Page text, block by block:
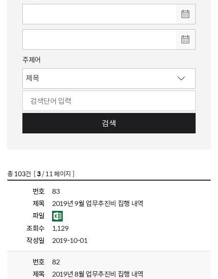
주제어
검색
총103건 [3/ 11 페이지 ]
번호
83
제목
2019년 9월 업무추진비 집행 내역
파일
조회수
1,129
작성일
2019-10-01
번호
82
제목
2019년 8월 업무추진비 집행 내역